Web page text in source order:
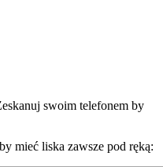
swoim telefonem by
mieć liska zawsze pod ręką: